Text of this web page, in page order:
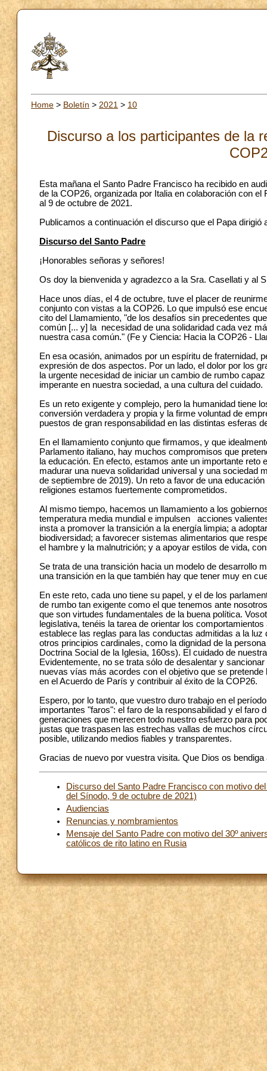
Home > Boletín > 2021 > 10
Discurso a los participantes de la
Esta mañana el Santo Padre Francisco ha recibido en
de la COP26, organizada por Italia en colaboración con
al 9 de octubre de 2021.
Publicamos a continuación el discurso que el Papa dirigió
Discurso del Santo Padre
¡Honorables señoras y señores!
Os doy la bienvenida y agradezco a la Sra. Casellati y al
Hace unos días, el 4 de octubre, tuve el placer de
conjunto con vistas a la COP26. Lo que impulsó ese
cito del Llamamiento, "de los desafíos sin precedentes
común [... y] la necesidad de una solidaridad cada vez
nuestra casa común." (Fe y Ciencia: Hacia la COP26 -
En esa ocasión, animados por un espíritu de fraternidad,
expresión de dos aspectos. Por un lado, el dolor por los
la urgente necesidad de iniciar un cambio de rumbo
imperante en nuestra sociedad, a una cultura del cuidado.
Es un reto exigente y complejo, pero la humanidad tiene
conversión verdadera y propia y la firme voluntad de
puestos de gran responsabilidad en las distintas esferas
En el llamamiento conjunto que firmamos, y que
Parlamento italiano, hay muchos compromisos que
la educación. En efecto, estamos ante un importante
madurar una nueva solidaridad universal y una sociedad
de septiembre de 2019). Un reto a favor de una
religiones estamos fuertemente comprometidos.
Al mismo tiempo, hacemos un llamamiento a los
temperatura media mundial e impulsen acciones
insta a promover la transición a la energía limpia; a
biodiversidad; a favorecer sistemas alimentarios que
el hambre y la malnutrición; y a apoyar estilos de vida,
Se trata de una transición hacia un modelo de desarrollo
una transición en la que también hay que tener muy en
En este reto, cada uno tiene su papel, y el de los
de rumbo tan exigente como el que tenemos ante
que son virtudes fundamentales de la buena política.
legislativa, tenéis la tarea de orientar los
establece las reglas para las conductas admitidas a la
otros principios cardinales, como la dignidad de la
Doctrina Social de la Iglesia, 160ss). El cuidado de
Evidentemente, no se trata sólo de desalentar y
nuevas vías más acordes con el objetivo que se
en el Acuerdo de París y contribuir al éxito de la COP26.
Espero, por lo tanto, que vuestro duro trabajo en el
importantes "faros": el faro de la responsabilidad y el faro
generaciones que merecen todo nuestro esfuerzo para
justas que traspasen las estrechas vallas de muchos
posible, utilizando medios fiables y transparentes.
Gracias de nuevo por vuestra visita. Que Dios os
Discurso del Santo Padre Francisco con motivo
del Sínodo, 9 de octubre de 2021)
Audiencias
Renuncias y nombramientos
Mensaje del Santo Padre con motivo del 30º
católicos de rito latino en Rusia